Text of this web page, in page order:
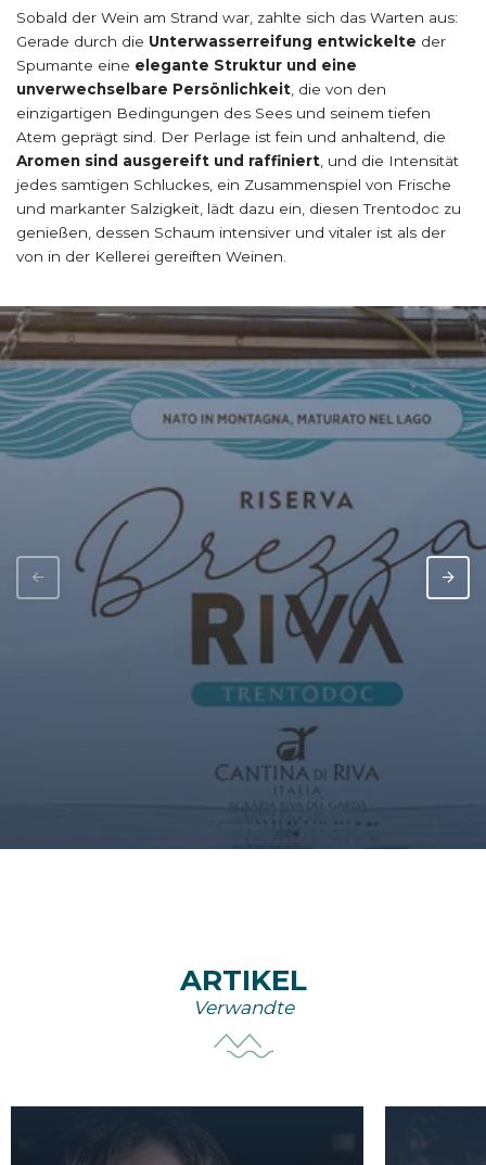
Sobald der Wein am Strand war, zahlte sich das Warten aus:
Gerade durch die Unterwasserreifung entwickelte der
Spumante eine elegante Struktur und eine
unverwechselbare Persönlichkeit , die von den
einzigartigen Bedingungen des Sees und seinem tiefen
Atem geprägt sind. Der Perlage ist fein und anhaltend, die
Aromen sind ausgereift und raffiniert , und die Intensität
jedes samtigen Schluckes, ein Zusammenspiel von Frische
und markanter Salzigkeit, lädt dazu ein, diesen Trentodoc zu
genießen, dessen Schaum intensiver und vitaler ist als der
von in der Kellerei gereiften Weinen.
ARTIKEL
Verwandte